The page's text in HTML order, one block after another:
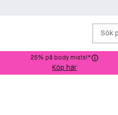
Sök
25% på body mists!*
Köp här